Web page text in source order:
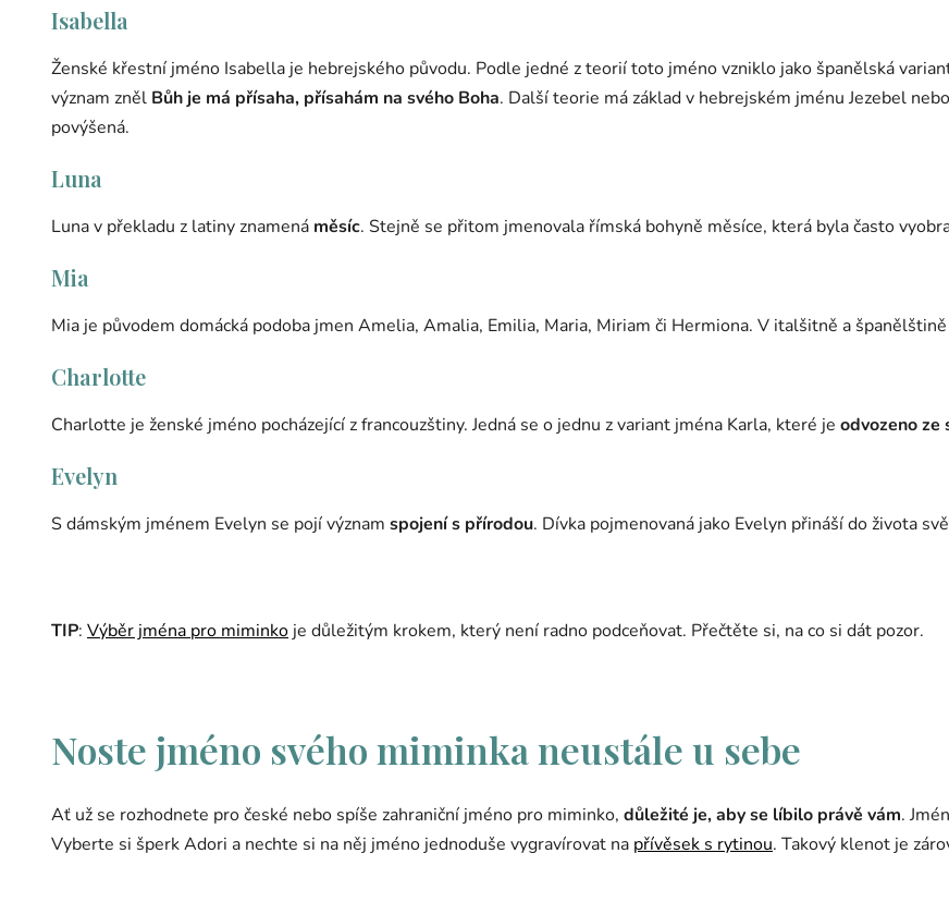
Isabella
Ženské křestní jméno Isabella je hebrejského původu. Podle jedné z teorií toto jméno vzniklo jako španělská
význam zněl Bůh je má přísaha, přísahám na svého Boha. Další teorie má základ v hebrejském jménu Jezebel
povýšená.
Luna
Luna v překladu z latiny znamená měsíc. Stejně se přitom jmenovala římská bohyně měsíce, která byla často
Mia
Mia je původem domácká podoba jmen Amelia, Amalia, Emilia, Maria, Miriam či Hermiona. V italšitně a
Charlotte
Charlotte je ženské jméno pocházející z francouzštiny. Jedná se o jednu z variant jména Karla, které je odvozeno ze
Evelyn
S dámským jménem Evelyn se pojí význam spojení s přírodou. Dívka pojmenovaná jako Evelyn přináší do života
TIP: Výběr jména pro miminko je důležitým krokem, který není radno podceňovat. Přečtěte si, na co si dát pozor.
Noste jméno svého miminka neustále u sebe
Ať už se rozhodnete pro české nebo spíše zahraniční jméno pro miminko, důležité je, aby se líbilo právě vám.
Vyberte si šperk Adori a nechte si na něj jméno jednoduše vygravírovat na přívěsek s rytinou. Takový klenot je